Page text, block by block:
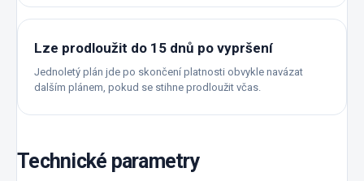
Lze prodloužit do 15 dnů po vypršení
Jednoletý plán jde po skončení platnosti obvykle navázat
dalším plánem, pokud se stihne prodloužit včas.
Technické parametry